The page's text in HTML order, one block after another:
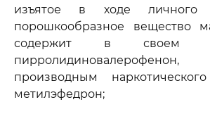
изъятое в ходе личного
порошкообразное вещество
содержит в своем
производным
метилэфедрон;